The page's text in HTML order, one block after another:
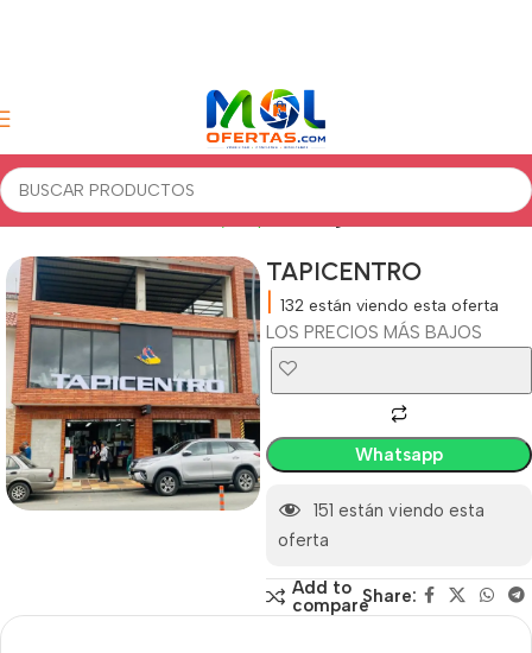
Inicio Accesorios Cuidado y limpieza Hogar accesorios
TAPICENTRO
132 están viendo esta oferta
LOS PRECIOS MÁS BAJOS
Whatsapp
151 están viendo esta
oferta
Add to
compareShare: